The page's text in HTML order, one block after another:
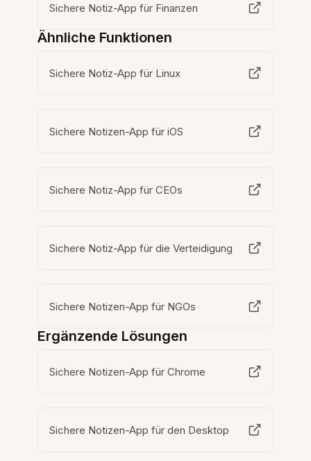
Sichere Notiz-App für Finanzen
Ähnliche Funktionen
Sichere Notiz-App für Linux
Sichere Notizen-App für iOS
Sichere Notiz-App für CEOs
Sichere Notiz-App für die Verteidigung
Sichere Notizen-App für NGOs
Ergänzende Lösungen
Sichere Notizen-App für Chrome
Sichere Notizen-App für den Desktop